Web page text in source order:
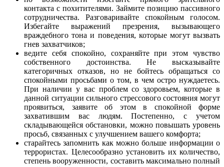
контакта с похитителями. Займите позицию пассивного
сотрудничества. Разговаривайте спокойным голосом.
Избегайте выражений презрения, вызывающего
враждебного тона и поведения, которые могут вызвать
гнев захватчиков;
ведите себя спокойно, сохраняйте при этом чувство
собственного достоинства. Не высказывайте
категоричных отказов, но не бойтесь обращаться со
спокойными просьбами о том, в чем остро нуждаетесь.
При наличии у вас проблем со здоровьем, которые в
данной ситуации сильного стрессового состояния могут
проявиться, заявите об этом в спокойной форме
захватившим вас людям. Постепенно, с учетом
складывающейся обстановки, можно повышать уровень
просьб, связанных с улучшением вашего комфорта;
старайтесь запомнить как можно больше информации о
террористах. Целесообразно установить их количество,
степень вооруженности, составить максимально полный